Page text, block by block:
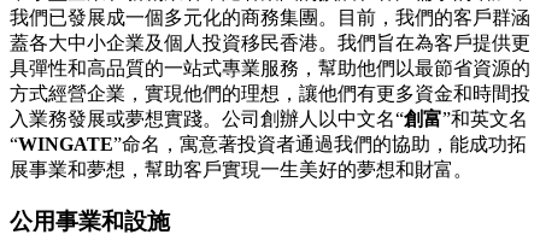
我們已發展成一個多元化的商務集團。目前，我們的客戶群涵
蓋各大中小企業及個人投資移民香港。我們旨在為客戶提供更
具彈性和高品質的一站式專業服務，幫助他們以最節省資源的
方式經營企業，實現他們的理想，讓他們有更多資金和時間投
入業務發展或夢想實踐。公司創辦人以中文名“創富”和英文名
“WINGATE”命名，寓意著投資者通過我們的協助，能成功拓
展事業和夢想，幫助客戶實現一生美好的夢想和財富。
公用事業和設施